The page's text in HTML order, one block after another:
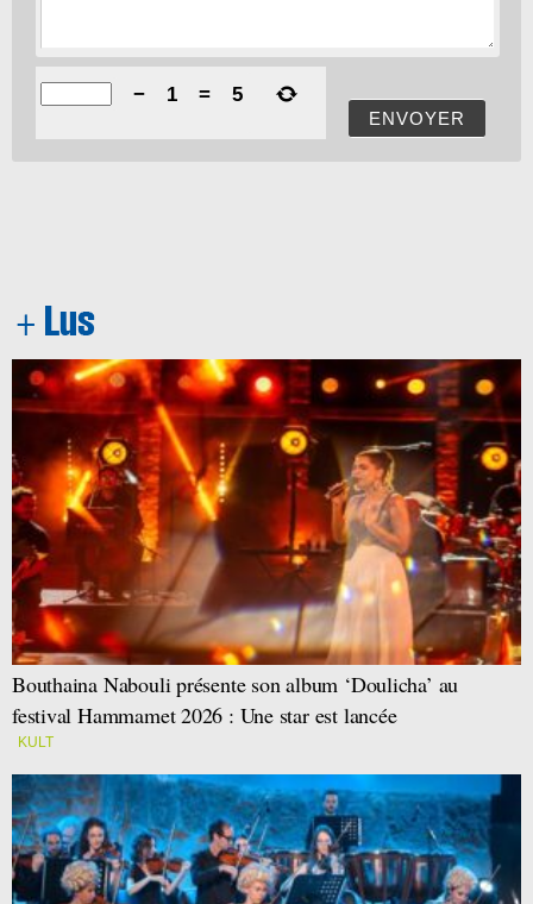
ENVOYER
− 1 = 5
Bouthaina Nabouli présente son album ‘Doulicha’ au
festival Hammamet 2026 : Une star est lancée
KULT